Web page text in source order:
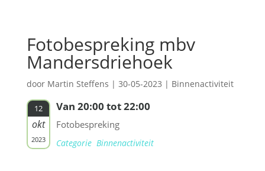
Fotobespreking mbv
Mandersdriehoek
door Martin Steffens | 30-05-2023 | Binnenactiviteit
12
okt
2023
Van 20:00 tot 22:00
Fotobespreking
Categorie Binnenactiviteit